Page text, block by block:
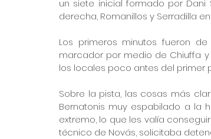
un siete inicial formado por
derecha, Romanillos y Serradilla
Los primeros minutos fueron
marcador por medio de Chiuffa
los locales poco antes del primer
Sobre la pista, las cosas más
Bernatonis muy espabilado a la
extremo, lo que les valía
técnico de Novás, solicitaba